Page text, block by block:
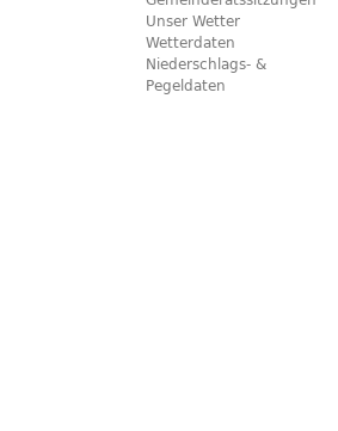
Unser Wetter
Wetterdaten
Niederschlags- &
Pegeldaten